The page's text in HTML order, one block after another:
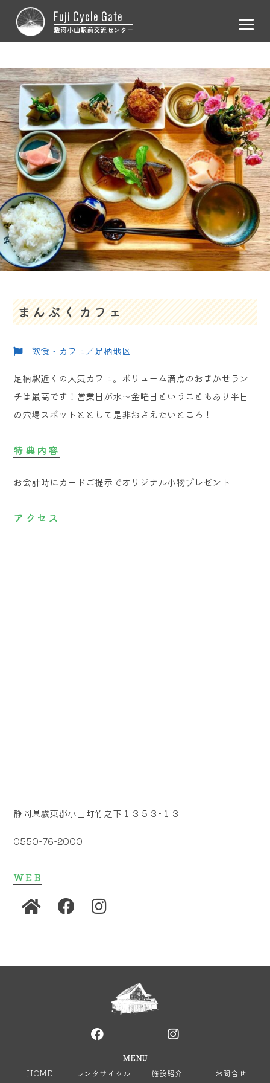
Fuji Cycle Gate
駿河小山駅前交流センター
ホーム レンタサイクル 施設概要 お問合せ
まんぷくカフェ
飲食・カフェ／足柄地区
足柄駅近くの人気カフェ。ボリューム満点のおまかせラン
チは最高です！営業日が水～金曜日ということもあり平日
の穴場スポットととして是非おさえたいところ！
特典内容
お会計時にカードご提示でオリジナル小物プレゼント
アクセス
静岡県駿東郡小山町竹之下１３５３−１３
0550-76-2000
WEB
MENU
HOME
レンタサイクル 施設紹介 お問合せ